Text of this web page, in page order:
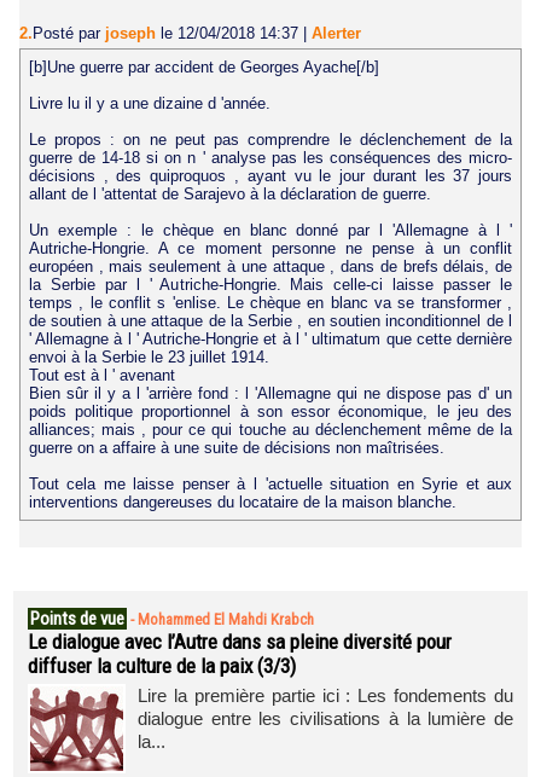
2. Posté par joseph le 12/04/2018 14:37
Alerter
[b]Une guerre par accident de Georges Ayache[/b]
Livre lu il y a une dizaine d 'année.
Le propos : on ne peut pas comprendre le déclenchement de la
guerre de 14-18 si on n ' analyse pas les conséquences des micro-
décisions , des quiproquos , ayant vu le jour durant les 37 jours
allant de l 'attentat de Sarajevo à la déclaration de guerre.
Un exemple : le chèque en blanc donné par l 'Allemagne à l '
Autriche-Hongrie. A ce moment personne ne pense à un conflit
européen , mais seulement à une attaque , dans de brefs délais, de
la Serbie par l ' Autriche-Hongrie. Mais celle-ci laisse passer le
temps , le conflit s 'enlise. Le chèque en blanc va se transformer ,
de soutien à une attaque de la Serbie , en soutien inconditionnel de l
' Allemagne à l ' Autriche-Hongrie et à l ' ultimatum que cette dernière
envoi à la Serbie le 23 juillet 1914.
Tout est à l ' avenant
Bien sûr il y a l 'arrière fond : l 'Allemagne qui ne dispose pas d' un
poids politique proportionnel à son essor économique, le jeu des
alliances; mais , pour ce qui touche au déclenchement même de la
guerre on a affaire à une suite de décisions non maîtrisées.
Tout cela me laisse penser à l 'actuelle situation en Syrie et aux
interventions dangereuses du locataire de la maison blanche.
Points de vue - Mohammed El Mahdi Krabch
Le dialogue avec l’Autre dans sa pleine diversité pour
diffuser la culture de la paix (3/3)
Lire la première partie ici : Les fondements du
dialogue entre les civilisations à la lumière de
la...